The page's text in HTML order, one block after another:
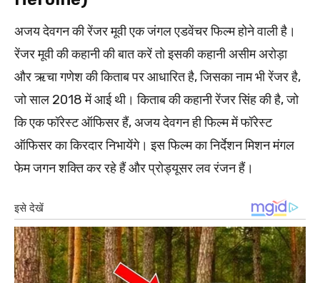
अजय देवगन की रेंजर मूवी एक जंगल एडवेंचर फिल्म होने वाली है।
रेंजर मूवी की कहानी की बात करें तो इसकी कहानी असीम अरोड़ा
और ऋचा गणेश की किताब पर आधारित है, जिसका नाम भी रेंजर है,
जो साल 2018 में आई थी। किताब की कहानी रेंजर सिंह की है, जो
कि एक फॉरेस्ट ऑफिसर हैं, अजय देवगन ही फिल्म में फॉरेस्ट
ऑफिसर का किरदार निभायेंगे। इस फिल्म का निर्देशन मिशन मंगल
फेम जगन शक्ति कर रहे हैं और प्रोड्यूसर लव रंजन हैं।